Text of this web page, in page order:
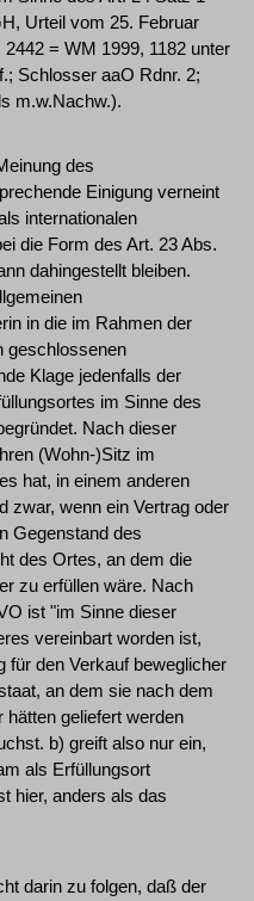
Urteil vom 25. Februar
= WM 1999, 1182 unter
Schlosser aaO Rdnr. 2;
m.w.Nachw.).
des
Einigung verneint
internationalen
die Form des Art. 23 Abs.
dahingestellt bleiben.
in die im Rahmen der
geschlossenen
Klage jedenfalls der
im Sinne des
Nach dieser
(Wohn-)Sitz im
hat, in einem anderen
zwar, wenn ein Vertrag oder
Gegenstand des
des Ortes, an dem die
zu erfüllen wäre. Nach
ist "im Sinne dieser
vereinbart worden ist,
für den Verkauf beweglicher
an dem sie nach dem
hätten geliefert werden
b) greift also nur ein,
als Erfüllungsort
hier, anders als das
darin zu folgen, daß der